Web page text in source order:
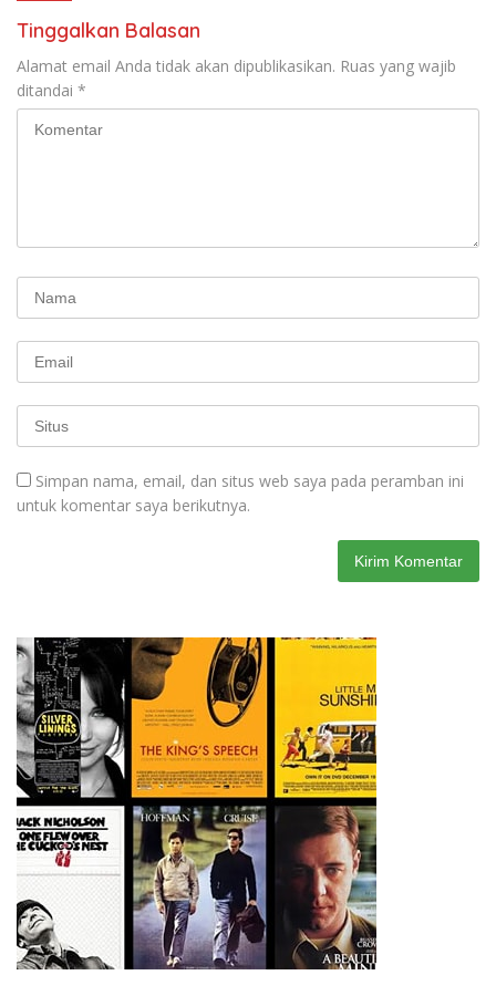
Tinggalkan Balasan
Alamat email Anda tidak akan dipublikasikan. Ruas yang wajib
ditandai *
Simpan nama, email, dan situs web saya pada peramban ini
untuk komentar saya berikutnya.